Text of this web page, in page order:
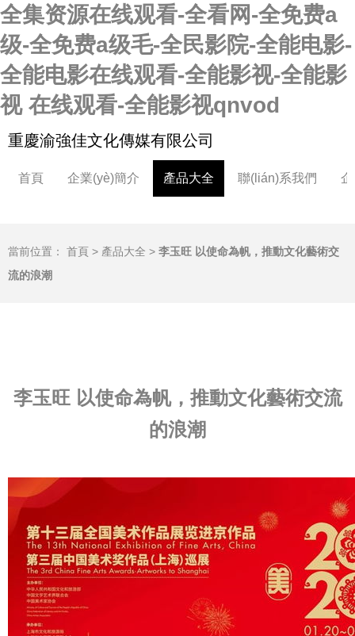
全集资源在线观看-全看网-全免费a
级-全免费a级毛-全民影院-全能电影-
全能电影在线观看-全能影视-全能影
视 在线观看-全能影视qnvod
重慶渝強佳文化傳媒有限公司
首頁 企業(yè)簡介 產品大全 聯(lián)系我們
當前位置： 首頁 > 產品大全 > 李玉旺 以使命為帆，推動文化藝術交
流的浪潮
李玉旺 以使命為帆，推動文化藝術交流
的浪潮